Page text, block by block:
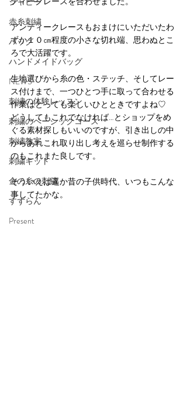
赤糸刺繍
バッグ
ハンドメイドバッグ
NEWS
刺繍の体験レッスン
刺繍のベーシックコース
刺繍教室
刺繍キット
金の糸の刺繍
すずらん
Present
アンティークレースもおまけにいただいたわ
ずか１０㎝程度の小さな切れ端、思わぬとこ
ろで大活躍です。
生地選びから糸の色・ステッチ、そしてレー
ス付けまで、一つひとつ手に取って合わせる
作業はとっても楽しいひとときですよね♡
どうしてもこれでなければ…とショップをめ
ぐる素材探しもいいのですが、引き出しの中
からあれこれ取り出し考えを巡らせ制作する
のもこれまた良しです。
そういえば遥か昔の子供時代、いつもこんな
事してたかな。